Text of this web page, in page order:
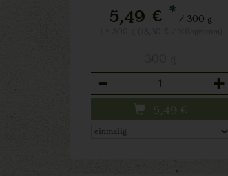
5,49 € * / 300 g
Anzahl
5,49 €